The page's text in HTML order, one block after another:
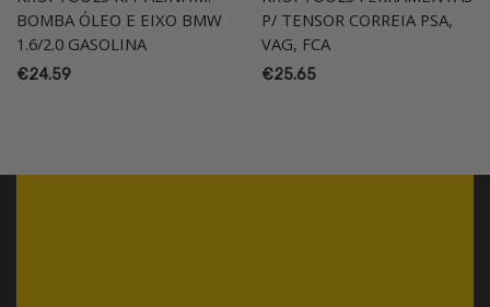
BOMBA ÓLEO E EIXO BMW
1.6/2.0 GASOLINA
€24.59
P/ TENSOR CORREIA PSA,
VAG, FCA
€25.65